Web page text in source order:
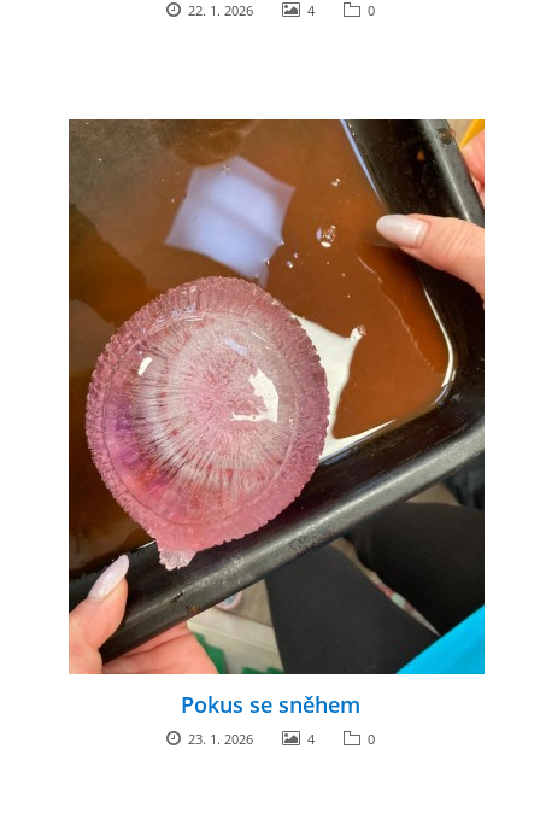
22. 1. 2026 4 0
Pokus se sněhem
23. 1. 2026 4 0